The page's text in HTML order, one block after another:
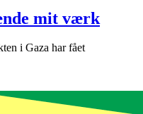
mit værk
i Gaza har fået